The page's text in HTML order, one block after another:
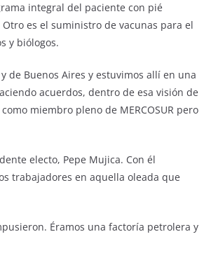
integral del paciente con pié
es el suministro de vacunas para el
y biólogos.
de Buenos Aires y estuvimos allí en una
acuerdos, dentro de esa visión de
miembro pleno de MERCOSUR pero
electo, Pepe Mujica. Con él
trabajadores en aquella oleada que
Éramos una factoría petrolera y